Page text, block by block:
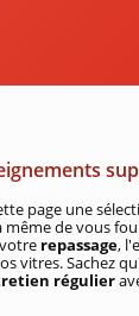
page une
même de vous
repassage,
vitres. Sachez
régulier